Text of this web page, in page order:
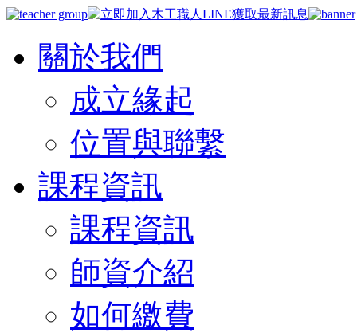
關於我們
成立緣起
位置與聯繫
課程資訊
課程資訊
師資介紹
如何繳費